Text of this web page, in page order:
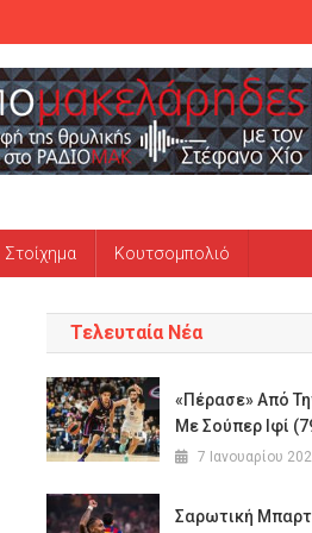
Στοίχημα Κουτσομπολιό
Τελευταία Νέα
«Πέρασε» Από
Με Σούπερ Ιφί
7 Ιανουαρίου
Σαρωτική